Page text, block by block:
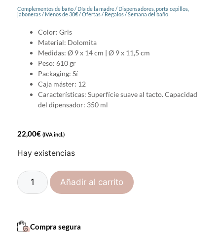
Complementos de baño/ Día de la madre/ Dispensadores, porta cepillos,
jaboneras/ Menos de 30€/Ofertas/ Regalos/Semana del baño
Color: Gris
Material: Dolomita
Medidas: Ø 9 x 14 cm | Ø 9 x 11,5 cm
Peso: 610 gr
Packaging: Sí
Caja máster: 12
Características: Superfície suave al tacto. Capacidad
del dipensador: 350 ml
22,00€ (IVA incl.)
Hay existencias
Añadir al carrito
Compra segura